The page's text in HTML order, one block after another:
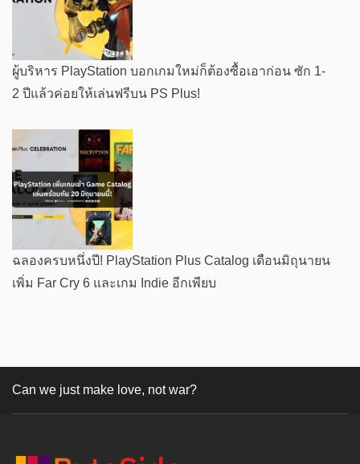
ผู้บริหาร PlayStation บอกเกมใหม่ก็ต้องซื้อเอาก่อน ซัก 1-
2 ปีแล้วค่อยให้เล่นฟรีบน PS Plus!
ฉลองครบหนึ่งปี! PlayStation Plus Catalog เดือนมิถุนายน
เพิ่ม Far Cry 6 และเกม Indie อีกเพียบ
Can we just make love, not war?